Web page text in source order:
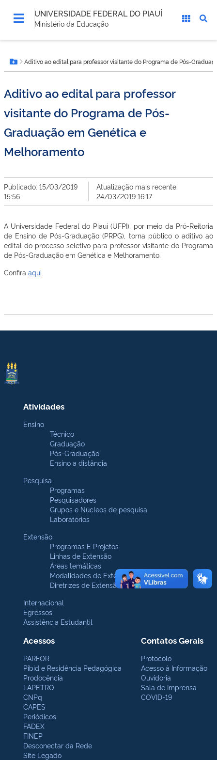
UNIVERSIDADE FEDERAL DO PIAUÍ
Ministério da Educação
está
aqui:Botão Menu
Aditivo ao edital para professor visitante do Programa de Pós-
Aditivo ao edital para professor
visitante do Programa de Pós-
Graduação em Genética e
Melhoramento
Publicado: 15/03/2019
15:56
Atualização mais recente:
24/03/2019 16:17
A Universidade Federal do Piauí (UFPI), por meio da Pró-Reitoria
de Ensino de Pós-Graduação (PRPG), torna público o aditivo ao
edital do processo seletivo para professor visitante do Programa
de Pós-Graduação em Genética e Melhoramento.
Confira aqui
Atividades
Ensino
Técnico
Graduação
Pós-Graduação
Ensino a distância
Pesquisa
Programas
Pesquisadores
Grupos e Núcleos de pesquisa
Laboratórios
Extensão
Programas E Projetos
Linhas de Extensão
Áreas temáticas
Modalidades de Extensão
Diretrizes de Extensão
Internacional
Egressos
Assistência Estudantil
Acessos
PARFOR
Pibid e Residência Pedagógica
Prodocência
LAPETRO
CNPq
CAPES
Periódicos
FADEX
FINEP
Desconectar da Rede
Site Legado
Contatos Gerais
Protocolo
Acesso à Informação
Ouvidoria
Sala de Imprensa
COVID-19